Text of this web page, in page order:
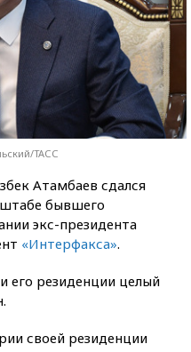
ТАСС
Атамбаев сдался
бывшего
экс-президента
«Интерфакса».
его резиденции целый
своей резиденции